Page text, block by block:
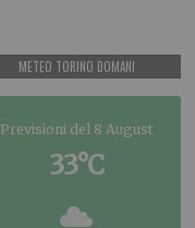
METEO TORINO DOMANI
Previsioni del 8 August
33°C